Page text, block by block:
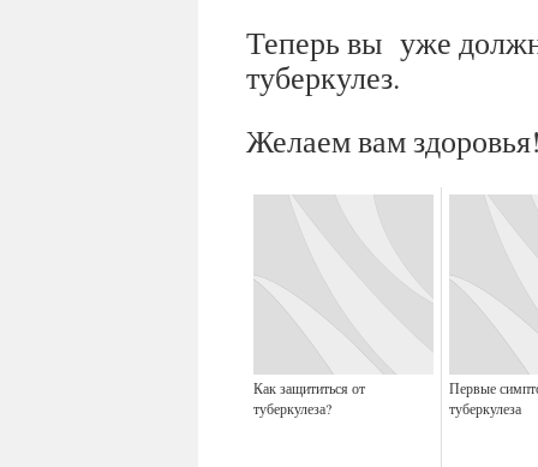
Теперь вы уже
туберкулез.
Желаем вам
Как защититься от
туберкулеза?
Первые
туберкулеза